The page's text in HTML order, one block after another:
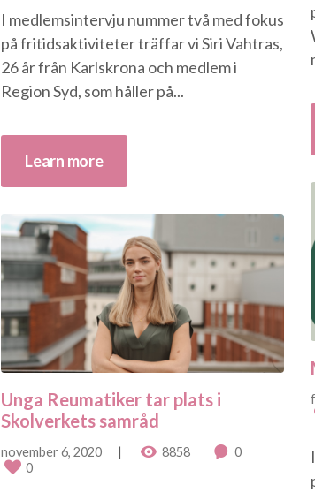
I medlemsintervju nummer två med fokus
på fritidsaktiviteter träffar vi Siri Vahtras,
26 år från Karlskrona och medlem i
Region Syd, som håller på...
Learn more
Unga Reumatiker tar plats i
Skolverkets samråd
november 6, 2020 8858
0
0